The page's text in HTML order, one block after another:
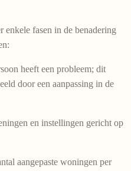
enkele fasen in de benade­ring
heeft een probleem; dit
door een aanpassing in de
en instellingen gericht op
aangepaste woningen per